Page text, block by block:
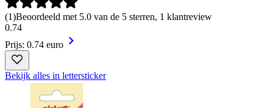
(1)Beoordeeld met 5.0 van de 5 sterren, 1 klantreview
0.74
Prijs: 0.74 euro
Bekijk alles in lettersticker